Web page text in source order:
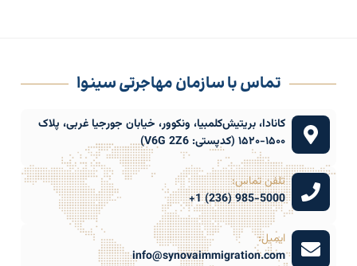
تماس با سازمان مهاجرتی سینوا
کانادا، بریتیش‌کلمبیا، ونکوور، خیابان جورجیا غربی، پلاک
۱۵۰۰-۱۵۲۰ (کدپستی: V6G 2Z6)
تلفن تماس:
985-5000 (236) 1+
ایمیل:
info@synovaimmigration.com